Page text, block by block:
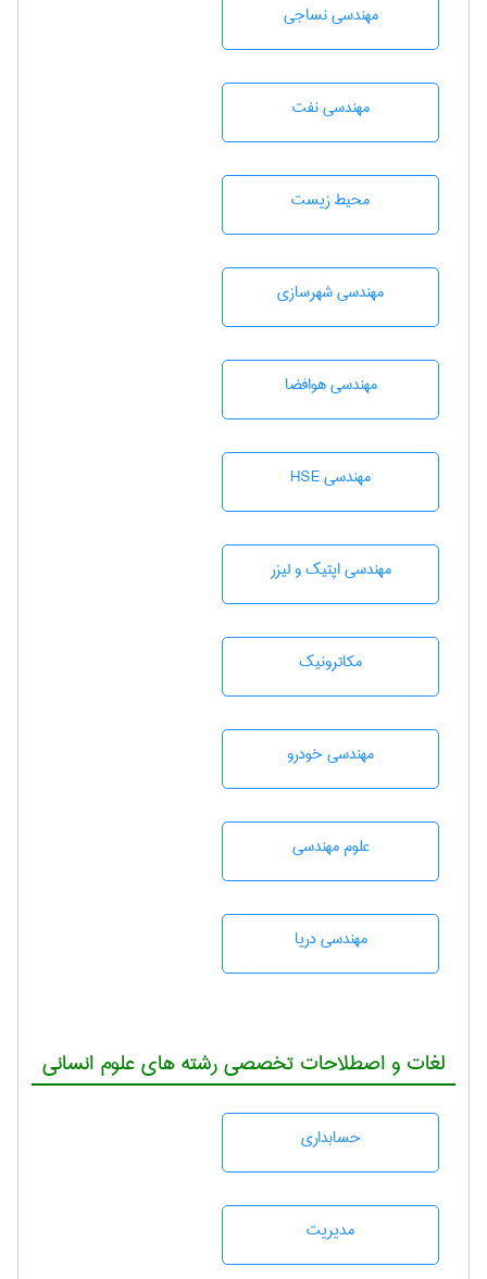
مهندسي نساجی
مهندسی نفت
محيط زيست
مهندسی شهرسازی
مهندسی هوافضا
مهندسی HSE
مهندسی اپتیک و لیزر
مکاترونیک
مهندسی خودرو
علوم مهندسی
مهندسی دریا
لغات و اصطلاحات تخصصی رشته های علوم انسانی
حسابداری
مديريت